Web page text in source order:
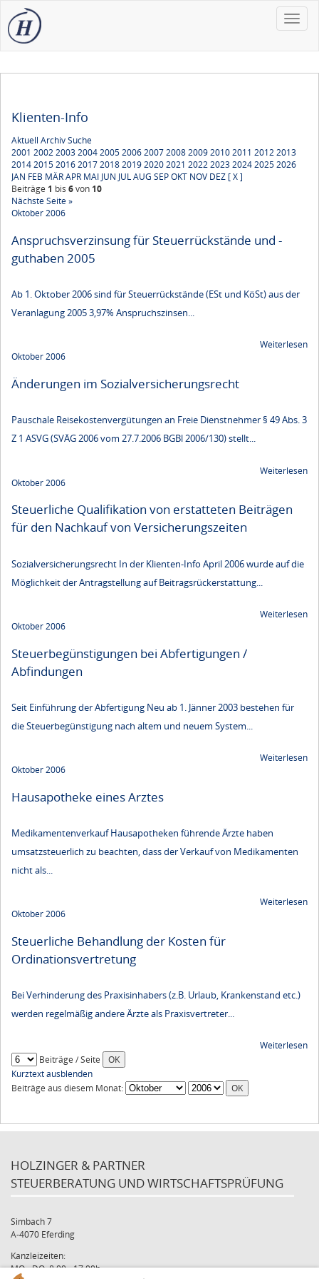
Toggle
Klienten-Info
Aktuell ArchivSuche
2001 2002200320042005200620072008200920102011 20122013
20142015201620172018201920202021 20222023202420252026
JAN FEB MÄRAPR MAI JUN JULAUG SEPOKT NOV DEZ [ X ]
Beiträge 1 bis 6von 10
Nächste Seite »
Oktober 2006
Anspruchsverzinsung für Steuerrückstände und -
guthaben 2005
Ab 1. Oktober 2006 sind für Steuerrückstände (ESt und KöSt) aus der
Veranlagung 2005 3,97% Anspruchszinsen...
Weiterlesen
Oktober 2006
Änderungen im Sozialversicherungsrecht
Pauschale Reisekostenvergütungen an Freie Dienstnehmer § 49 Abs. 3
Z 1 ASVG (SVÄG 2006 vom 27.7.2006 BGBl 2006/130) stellt...
Weiterlesen
Oktober 2006
Steuerliche Qualifikation von erstatteten Beiträgen
für den Nachkauf von Versicherungszeiten
Sozialversicherungsrecht In der Klienten-Info April 2006 wurde auf die
Möglichkeit der Antragstellung auf Beitragsrückerstattung...
Weiterlesen
Oktober 2006
Steuerbegünstigungen bei Abfertigungen /
Abfindungen
Seit Einführung der Abfertigung Neu ab 1. Jänner 2003 bestehen für
die Steuerbegünstigung nach altem und neuem System...
Weiterlesen
Oktober 2006
Hausapotheke eines Arztes
Medikamentenverkauf Hausapotheken führende Ärzte haben
umsatzsteuerlich zu beachten, dass der Verkauf von Medikamenten
nicht als...
Weiterlesen
Oktober 2006
Steuerliche Behandlung der Kosten für
Ordinationsvertretung
Bei Verhinderung des Praxisinhabers (z.B. Urlaub, Krankenstand etc.)
werden regelmäßig andere Ärzte als Praxisvertreter...
Weiterlesen
Beiträge / Seite
Kurztext ausblenden
Beiträge aus diesem Monat:
HOLZINGER & PARTNER
STEUERBERATUNG UND WIRTSCHAFTSPRÜFUNG
Simbach 7
A-4070 Eferding
Kanzleizeiten:
MO - DO: 8:00 - 17:00h